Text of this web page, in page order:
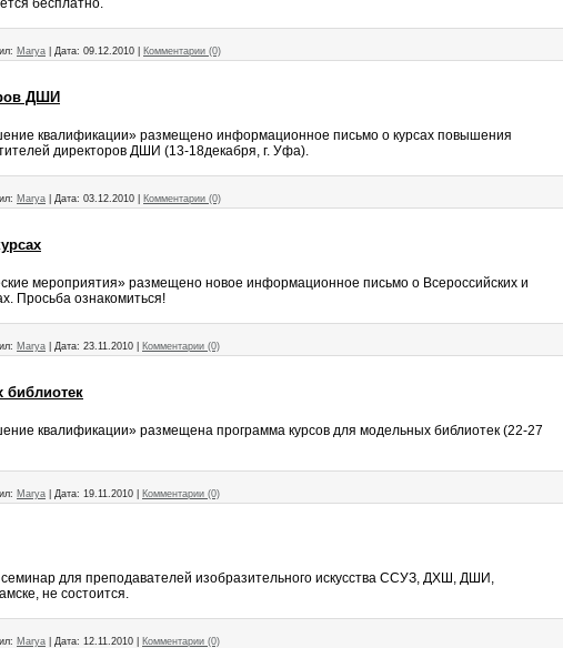
бесплатно.
Marya Дата: 09.12.2010 Комментарии (0)
ДШИ
квалификации» размещено информационное письмо о курсах повышения
директоров ДШИ (13-18декабря, г. Уфа).
Marya Дата: 03.12.2010 Комментарии (0)
мероприятия» размещено новое информационное письмо о Всероссийских и
Просьба ознакомиться!
Marya Дата: 23.11.2010 Комментарии (0)
квалификации» размещена программа курсов для модельных библиотек (22-27
Marya Дата: 19.11.2010 Комментарии (0)
семинар для преподавателей изобразительного искусства ССУЗ, ДХШ, ДШИ,
не состоится.
Marya Дата: 12.11.2010 Комментарии (0)